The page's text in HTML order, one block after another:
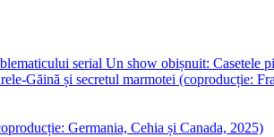
serial Un show obișnuit: Casetele
Găină și secretul marmotei (coproducție:
Germania, Cehia și Canada, 2025)